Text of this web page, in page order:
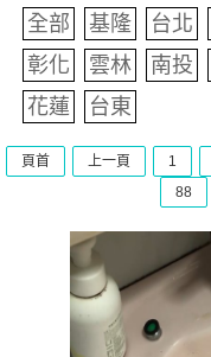
全部 基隆 台北
彰化
雲林 南投
花蓮
台東
頁首 上一頁 1
88